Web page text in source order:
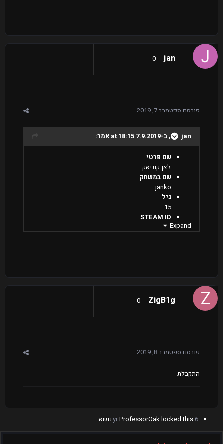
jan
0
פורסם ספטמבר 7, 2019
jan , ב-7.9.2019 at 18:15 אמר:
שם פרטי
ז'אן קוניאק
שם במשחק
janko
גיל
15
STEAM ID
STEAM_0:0:244344743
מדוע לבחור בך?
לדעתי צריך לבחור בי כי גם יש לי נסיון קודם ולא רק
בשרתי סיאס ובנוסף אני מחשיב את עצמי בתוך מישהו
אחראי ואני אשמח להתקבל להיות אדמין בשרת הזה
כן
רציתי לעבור לג'ייל אבל אני מעדיף בסוף את הסארף)
Expand
ZigB1g
0
פורסם ספטמבר 8, 2019
התקבלת
6 yr
ProfessorOaklocked this נושא